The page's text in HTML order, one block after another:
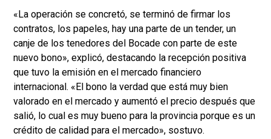
«La operación se concretó, se terminó de firmar los
contratos, los papeles, hay una parte de un tender, un
canje de los tenedores del Bocade con parte de este
nuevo bono», explicó, destacando la recepción positiva
que tuvo la emisión en el mercado financiero
internacional. «El bono la verdad que está muy bien
valorado en el mercado y aumentó el precio después que
salió, lo cual es muy bueno para la provincia porque es un
crédito de calidad para el mercado», sostuvo.